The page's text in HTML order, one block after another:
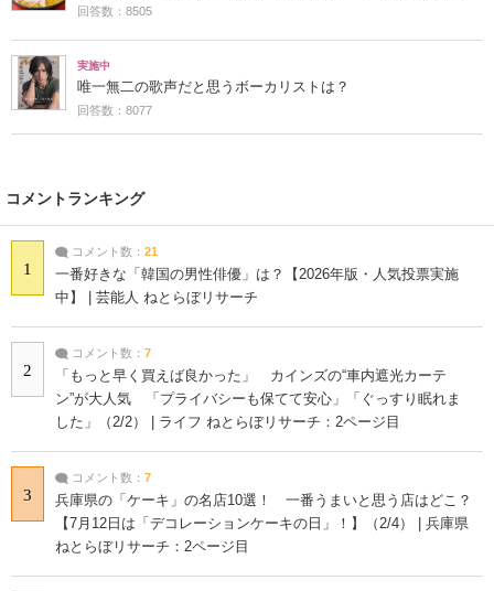
回答数：8505
実施中
唯一無二の歌声だと思うボーカリストは？
回答数：8077
コメントランキング
1
コメント数： 21
一番好きな「韓国の男性俳優」は？【2026年版・人気投票実施
中】 | 芸能人 ねとらぼリサーチ
2
コメント数： 7
「もっと早く買えば良かった」 カインズの“車内遮光カーテ
ン”が大人気 「プライバシーも保てて安心」「ぐっすり眠れま
した」（2/2） | ライフ ねとらぼリサーチ：2ページ目
3
コメント数： 7
兵庫県の「ケーキ」の名店10選！ 一番うまいと思う店はどこ？
【7月12日は「デコレーションケーキの日」！】（2/4） | 兵庫県
ねとらぼリサーチ：2ページ目